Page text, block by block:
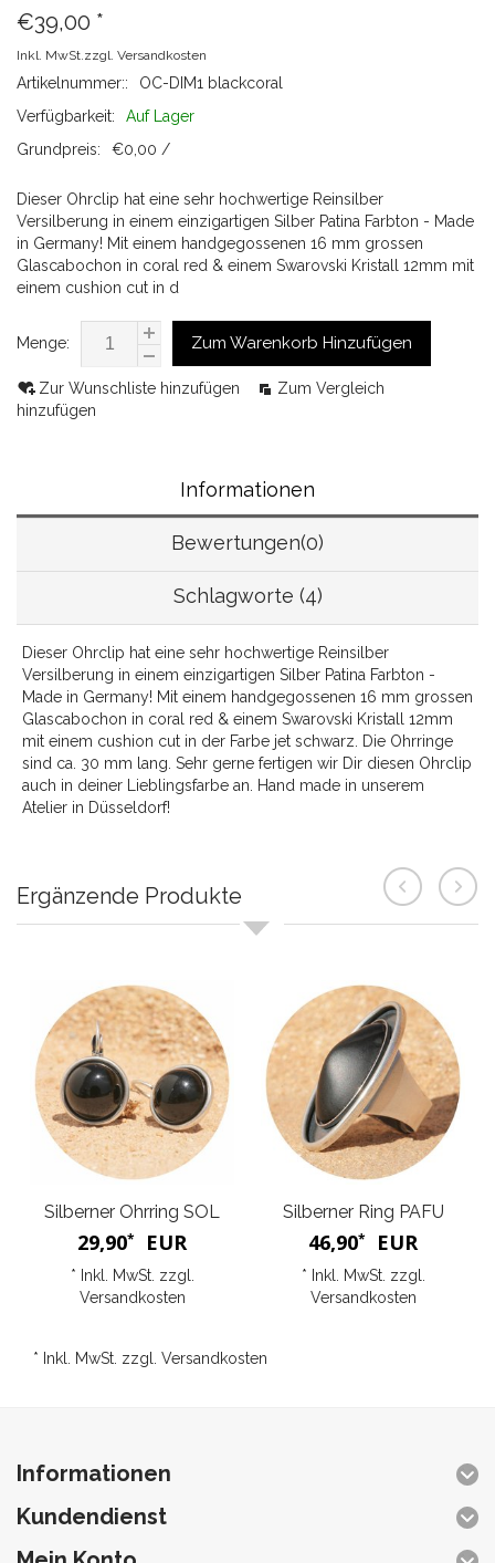
€39,00 *
Inkl. MwSt.zzgl. Versandkosten
Artikelnummer::
OC-DIM1 blackcoral
Verfügbarkeit:
Auf Lager
Grundpreis:
€0,00 /
Dieser Ohrclip hat eine sehr hochwertige Reinsilber
Versilberung in einem einzigartigen Silber Patina Farbton - Made
in Germany! Mit einem handgegossenen 16 mm grossen
Glascabochon in coral red & einem Swarovski Kristall 12mm mit
einem cushion cut in d
Menge: Zum Warenkorb Hinzufügen
Zur Wunschliste hinzufügen
Zum Vergleich
hinzufügen
Informationen
Bewertungen(0)
Schlagworte (4)
Dieser Ohrclip hat eine sehr hochwertige Reinsilber
Versilberung in einem einzigartigen Silber Patina Farbton -
Made in Germany! Mit einem handgegossenen 16 mm grossen
Glascabochon in coral red & einem Swarovski Kristall 12mm
mit einem cushion cut in der Farbe jet schwarz. Die Ohrringe
sind ca. 30 mm lang. Sehr gerne fertigen wir Dir diesen Ohrclip
auch in deiner Lieblingsfarbe an. Hand made in unserem
Atelier in Düsseldorf!
Ergänzende Produkte
Silberner Ohrring SOL
29,90* EUR
* Inkl. MwSt. zzgl.
Versandkosten
Silberner Ring PAFU
46,90* EUR
* Inkl. MwSt. zzgl.
Versandkosten
* Inkl. MwSt. zzgl. Versandkosten
Informationen
Kundendienst